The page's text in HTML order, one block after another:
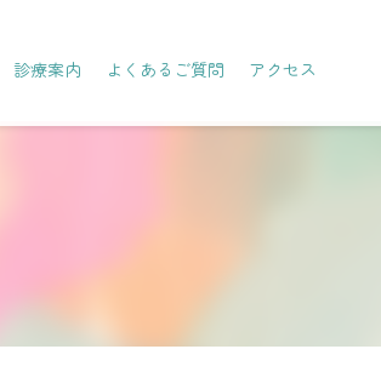
診療案内 よくあるご質問 アクセス